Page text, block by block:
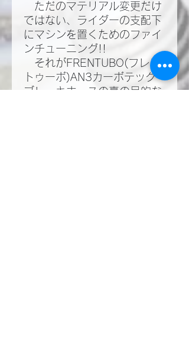
ただのマテリアル変更だけ
ではない、ライダーの支配下
にマシンを置くためのファイ
ンチューニング!!​
それがFRENTUBO(フレン
トゥーボ)AN3カーボテック
ブレーキホースの真の目的な